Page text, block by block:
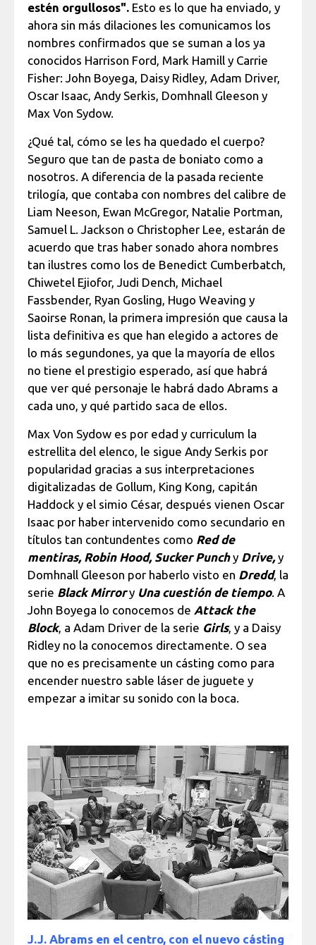
estén orgullosos". Esto es lo que ha enviado, y
ahora sin más dilaciones les comunicamos los
nombres confirmados que se suman a los ya
conocidos Harrison Ford, Mark Hamill y Carrie
Fisher: John Boyega, Daisy Ridley, Adam Driver,
Oscar Isaac, Andy Serkis, Domhnall Gleeson y
Max Von Sydow.
¿Qué tal, cómo se les ha quedado el cuerpo?
Seguro que tan de pasta de boniato como a
nosotros. A diferencia de la pasada reciente
trilogía, que contaba con nombres del calibre de
Liam Neeson, Ewan McGregor, Natalie Portman,
Samuel L. Jackson o Christopher Lee, estarán de
acuerdo que tras haber sonado ahora nombres
tan ilustres como los de Benedict Cumberbatch,
Chiwetel Ejiofor, Judi Dench, Michael
Fassbender, Ryan Gosling, Hugo Weaving y
Saoirse Ronan, la primera impresión que causa la
lista definitiva es que han elegido a actores de
lo más segundones, ya que la mayoría de ellos
no tiene el prestigio esperado, así que habrá
que ver qué personaje le habrá dado Abrams a
cada uno, y qué partido saca de ellos.
Max Von Sydow es por edad y curriculum la
estrellita del elenco, le sigue Andy Serkis por
popularidad gracias a sus interpretaciones
digitalizadas de Gollum, King Kong, capitán
Haddock y el simio César, después vienen Oscar
Isaac por haber intervenido como secundario en
títulos tan contundentes como Red de
mentiras, Robin Hood, Sucker Punchy Drive,y
Domhnall Gleeson por haberlo visto en Dredd, la
serie Black Mirrory Una cuestión de tiempo. A
John Boyega lo conocemos de Attack the
Block, a Adam Driver de la serie Girls, y a Daisy
Ridley no la conocemos directamente. O sea
que no es precisamente un cásting como para
encender nuestro sable láser de juguete y
empezar a imitar su sonido con la boca.
J.J. Abrams en el centro, con el nuevo cásting